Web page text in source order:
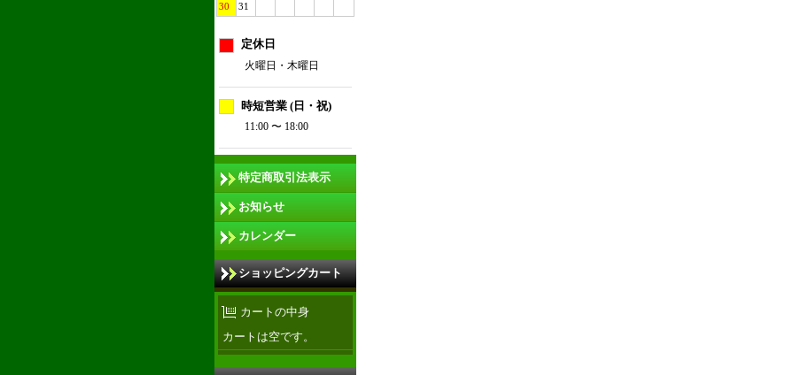
30
31
定休日
火曜日・木曜日
時短営業 (日・祝)
11:00 〜 18:00
特定商取引法表示
お知らせ
カレンダー
ショッピングカート
カートの中身
カートは空です。